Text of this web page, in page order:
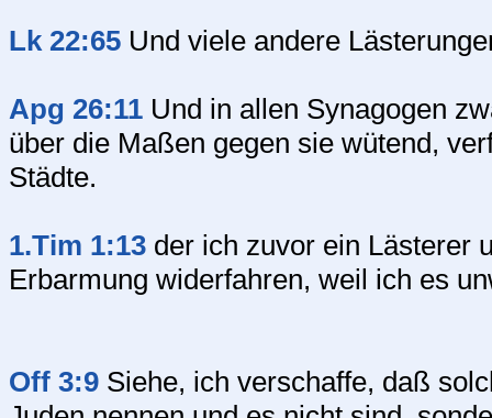
Lk 22:65 Und viele andere
Apg 26:11 Und in allen Synagogen
über die Maßen gegen sie wütend,
Städte.
1.Tim 1:13 der ich zuvor ein Lästerer
Erbarmung widerfahren, weil ich es
Off 3:9 Siehe, ich verschaffe, daß